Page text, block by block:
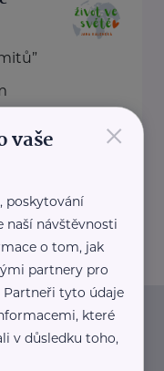
×
vaše
poskytování
naší návštěvnosti
o tom, jak
partnery pro
Partneři tyto údaje
které
v důsledku toho,